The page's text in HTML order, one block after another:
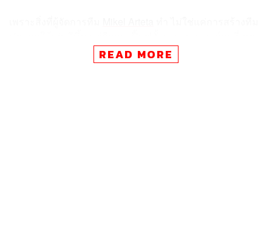
สูญเสียทั้งตัวตน (identity) ความมั่นใจ และความสามารถใน
READ MORE